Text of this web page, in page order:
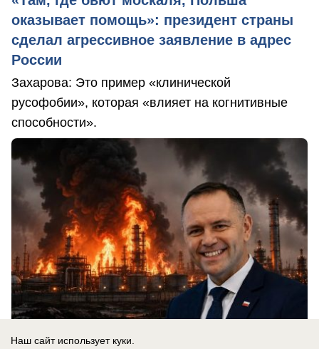
оказывает помощь»: президент страны
сделал агрессивное заявление в адрес
России
Захарова: Это пример «клинической
русофобии», которая «влияет на когнитивные
способности».
Наш сайт использует куки.